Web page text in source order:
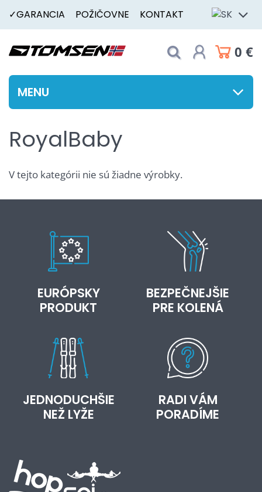
✓GARANCIA POŽIČOVNE KONTAKT
0 €
MENU
RoyalBaby
V tejto kategórii nie sú žiadne výrobky.
EURÓPSKY
PRODUKT
BEZPEČNEJŠIE
PRE KOLENÁ
JEDNODUCHŠIE
NEŽ LYŽE
RADI VÁM
PORADÍME